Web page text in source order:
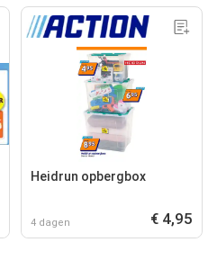
Heidrun opbergbox
4 dagen € 4,95